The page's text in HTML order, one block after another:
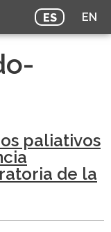
ES EN
paliativos
de la